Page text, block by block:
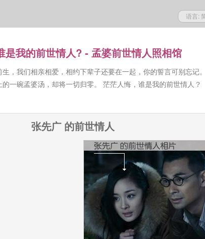
语言:
是我的前世情人? - 孟婆前世情人照相馆
生，我们相亲相爱，相约下辈子还要在一起，你的誓言可别忘记
的一碗孟婆汤，却将一切归零。 茫茫人悔，谁是我的前世情人？
张先广 的前世情人